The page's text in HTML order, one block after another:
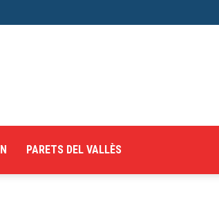
PARETS DEL VALLÈS